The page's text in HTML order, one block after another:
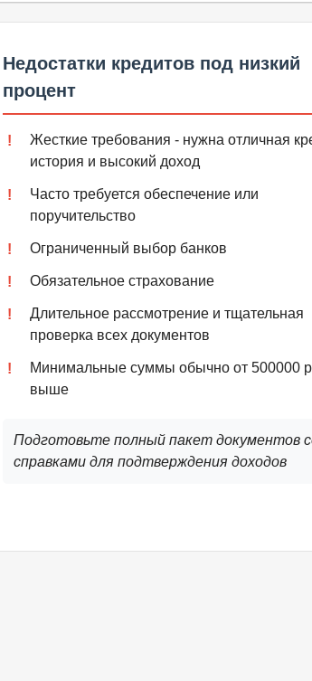
Недостатки кредитов под низкий
процент
Жесткие требования - нужна отличная
история и высокий доход
Часто требуется обеспечение или
поручительство
Ограниченный выбор банков
Обязательное страхование
Длительное рассмотрение и тщательная
проверка всех документов
Минимальные суммы обычно от 500000
выше
Подготовьте полный пакет документов
справками для подтверждения доходов